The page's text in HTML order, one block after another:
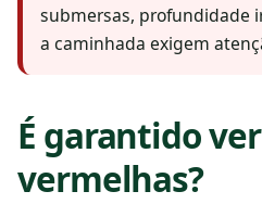
submersas, profundidade
a caminhada exigem
É garantido
vermelhas?